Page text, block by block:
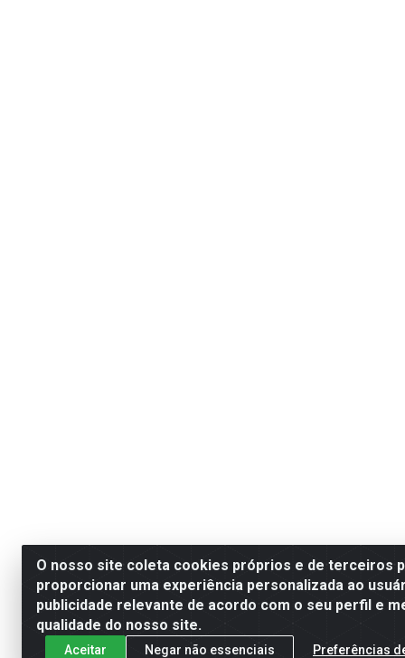
O nosso site coleta cookies próprios e de terceiros
proporcionar uma experiência personalizada ao
publicidade relevante de acordo com o seu perfil e
qualidade do nosso site.
Aceitar Negar não essenciais Preferências